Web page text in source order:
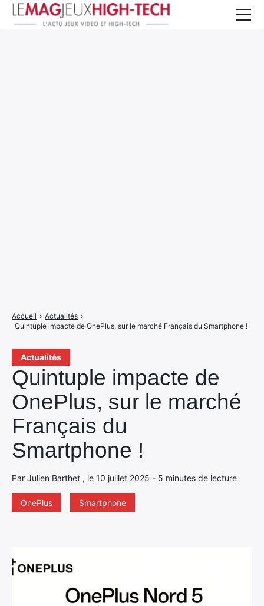
Actualités
Quintuple impacte de
OnePlus, sur le marché
Français du
Smartphone !
Par Julien Barthet , le 10 juillet 2025 - 5 minutes de lecture
OnePlus Smartphone
Accueil › Actualités ›
Quintuple impacte de OnePlus, sur le marché Français du Smartphone !